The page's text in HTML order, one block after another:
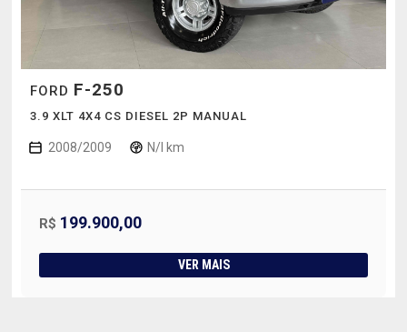
FORD F-250
3.9 XLT 4X4 CS DIESEL 2P MANUAL
2008/2009 N/I km
R$ 199.900,00
VER MAIS